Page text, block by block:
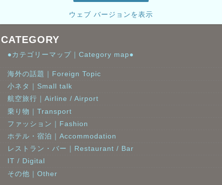
ウェブ バージョンを表示
CATEGORY
●カテゴリーマップ｜Category map●
海外の話題｜Foreign Topic
小ネタ｜Small talk
航空旅行｜Airline / Airport
乗り物｜Transport
ファッション｜Fashion
ホテル・宿泊｜Accommodation
レストラン・バー｜Restaurant / Bar
IT / Digital
その他｜Other